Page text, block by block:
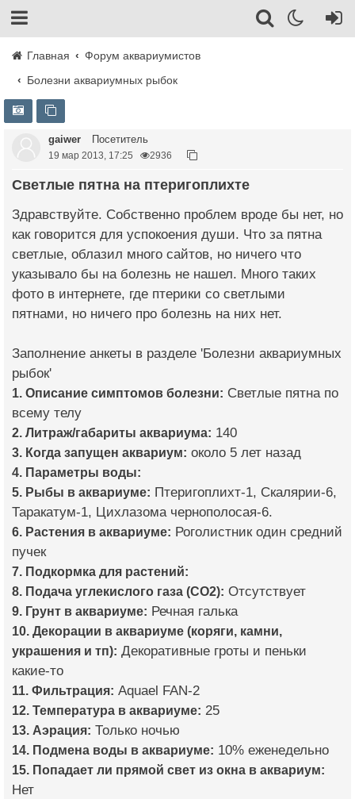
Главная
Форум аквариумистов
Болезни аквариумных рыбок
gaiwer Посетитель
19 мар 2013, 17:25 2936
Светлые пятна на птеригоплихте
Здравствуйте. Собственно проблем вроде бы нет, но
как говорится для успокоения души. Что за пятна
светлые, облазил много сайтов, но ничего что
указывало бы на болезнь не нашел. Много таких
фото в интернете, где птерики со светлыми
пятнами, но ничего про болезнь на них нет.
Заполнение анкеты в разделе 'Болезни аквариумных
рыбок'
1. Описание симптомов болезни: Светлые пятна по
всему телу
2. Литраж/габариты аквариума: 140
3. Когда запущен аквариум: около 5 лет назад
4. Параметры воды:
5. Рыбы в аквариуме: Птеригоплихт-1, Скалярии-6,
Таракатум-1, Цихлазома чернополосая-6.
6. Растения в аквариуме: Роголистник один средний
пучек
7. Подкормка для растений:
8. Подача углекислого газа (CO2): Отсутствует
9. Грунт в аквариуме: Речная галька
10. Декорации в аквариуме (коряги, камни,
украшения и тп): Декоративные гроты и пеньки
какие-то
11. Фильтрация: Aquael FAN-2
12. Температура в аквариуме: 25
13. Аэрация: Только ночью
14. Подмена воды в аквариуме: 10% еженедельно
15. Попадает ли прямой свет из окна в аквариум:
Нет